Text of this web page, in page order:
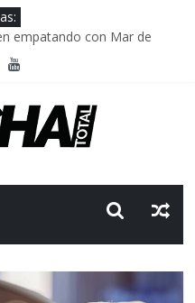
empatando con Mar de
llega a Israel; el Frente
sobrevivió al paso del tiempo
homicidios son lo